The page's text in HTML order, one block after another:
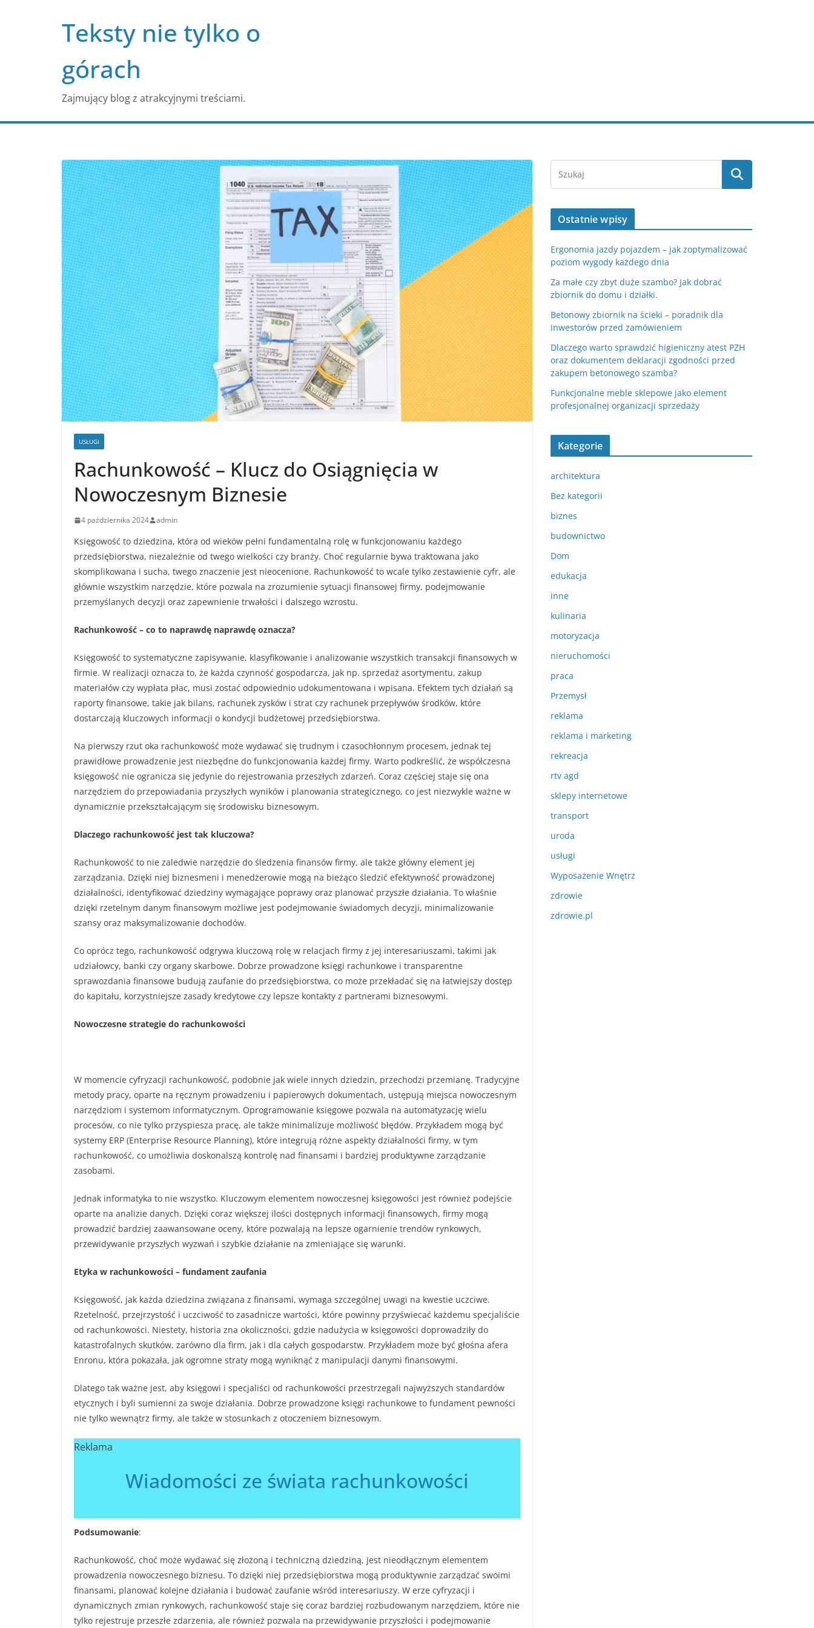
Teksty nie tylko o
górach
Zajmujący blog z atrakcyjnymi treściami.
USŁUGI
Rachunkowość – Klucz do Osiągnięcia w
Nowoczesnym Biznesie
4 października 2024 admin
Księgowość to dziedzina, która od wieków pełni fundamentalną rolę w funkcjonowaniu każdego
przedsiębiorstwa, niezależnie od twego wielkości czy branży. Choć regularnie bywa traktowana jako
skomplikowana i sucha, twego znaczenie jest nieocenione. Rachunkowość to wcale tylko zestawienie cyfr, ale
głównie wszystkim narzędzie, które pozwala na zrozumienie sytuacji finansowej firmy, podejmowanie
przemyślanych decyzji oraz zapewnienie trwałości i dalszego wzrostu.
Rachunkowość – co to naprawdę naprawdę oznacza?
Księgowość to systematyczne zapisywanie, klasyfikowanie i analizowanie wszystkich transakcji finansowych w
firmie. W realizacji oznacza to, że każda czynność gospodarcza, jak np. sprzedaż asortymentu, zakup
materiałów czy wypłata płac, musi zostać odpowiednio udokumentowana i wpisana. Efektem tych działań są
raporty finansowe, takie jak bilans, rachunek zysków i strat czy rachunek przepływów środków, które
dostarczają kluczowych informacji o kondycji budżetowej przedsiębiorstwa.
Na pierwszy rzut oka rachunkowość może wydawać się trudnym i czasochłonnym procesem, jednak tej
prawidłowe prowadzenie jest niezbędne do funkcjonowania każdej firmy. Warto podkreślić, że współczesna
księgowość nie ogranicza się jedynie do rejestrowania przeszłych zdarzeń. Coraz częściej staje się ona
narzędziem do przepowiadania przyszłych wyników i planowania strategicznego, co jest niezwykle ważne w
dynamicznie przekształcającym się środowisku biznesowym.
Dlaczego rachunkowość jest tak kluczowa?
Rachunkowość to nie zaledwie narzędzie do śledzenia finansów firmy, ale także główny element jej
zarządzania. Dzięki niej biznesmeni i menedżerowie mogą na bieżąco śledzić efektywność prowadzonej
działalności, identyfikować dziedziny wymagające poprawy oraz planować przyszłe działania. To właśnie
dzięki rzetelnym danym finansowym możliwe jest podejmowanie świadomych decyzji, minimalizowanie
szansy oraz maksymalizowanie dochodów.
Co oprócz tego, rachunkowość odgrywa kluczową rolę w relacjach firmy z jej interesariuszami, takimi jak
udziałowcy, banki czy organy skarbowe. Dobrze prowadzone księgi rachunkowe i transparentne
sprawozdania finansowe budują zaufanie do przedsiębiorstwa, co może przekładać się na łatwiejszy dostęp
do kapitału, korzystniejsze zasady kredytowe czy lepsze kontakty z partnerami biznesowymi.
Nowoczesne strategie do rachunkowości
W momencie cyfryzacji rachunkowość, podobnie jak wiele innych dziedzin, przechodzi przemianę. Tradycyjne
metody pracy, oparte na ręcznym prowadzeniu i papierowych dokumentach, ustępują miejsca nowoczesnym
narzędziom i systemom informatycznym. Oprogramowanie księgowe pozwala na automatyzację wielu
procesów, co nie tylko przyspiesza pracę, ale także minimalizuje możliwość błędów. Przykładem mogą być
systemy ERP (Enterprise Resource Planning), które integrują różne aspekty działalności firmy, w tym
rachunkowość, co umożliwia doskonalszą kontrolę nad finansami i bardziej produktywne zarządzanie
zasobami.
Jednak informatyka to nie wszystko. Kluczowym elementem nowoczesnej księgowości jest również podejście
oparte na analizie danych. Dzięki coraz większej ilości dostępnych informacji finansowych, firmy mogą
prowadzić bardziej zaawansowane oceny, które pozwalają na lepsze ogarnienie trendów rynkowych,
przewidywanie przyszłych wyzwań i szybkie działanie na zmieniające się warunki.
Etyka w rachunkowości – fundament zaufania
Księgowość, jak każda dziedzina związana z finansami, wymaga szczególnej uwagi na kwestie uczciwe.
Rzetelność, przejrzystość i uczciwość to zasadnicze wartości, które powinny przyświecać każdemu specjaliście
od rachunkowości. Niestety, historia zna okoliczności, gdzie nadużycia w księgowości doprowadziły do
katastrofalnych skutków, zarówno dla firm, jak i dla całych gospodarstw. Przykładem może być głośna afera
Enronu, która pokazała, jak ogromne straty mogą wyniknąć z manipulacji danymi finansowymi.
Dlatego tak ważne jest, aby księgowi i specjaliści od rachunkowości przestrzegali najwyższych standardów
etycznych i byli sumienni za swoje działania. Dobrze prowadzone księgi rachunkowe to fundament pewności
nie tylko wewnątrz firmy, ale także w stosunkach z otoczeniem biznesowym.
Reklama
Wiadomości ze świata rachunkowości
Podsumowanie:
Rachunkowość, choć może wydawać się złożoną i techniczną dziedziną, jest nieodłącznym elementem
prowadzenia nowoczesnego biznesu. To dzięki niej przedsiębiorstwa mogą produktywnie zarządzać swoimi
finansami, planować kolejne działania i budować zaufanie wśród interesariuszy. W erze cyfryzacji i
dynamicznych zmian rynkowych, rachunkowość staje się coraz bardziej rozbudowanym narzędziem, które nie
tylko rejestruje przeszłe zdarzenia, ale również pozwala na przewidywanie przyszłości i podejmowanie
Ostatnie wpisy
Ergonomia jazdy pojazdem – jak zoptymalizować
poziom wygody każdego dnia
Za małe czy zbyt duże szambo? Jak dobrać
zbiornik do domu i działki.
Betonowy zbiornik na ścieki – poradnik dla
inwestorów przed zamówieniem
Dlaczego warto sprawdzić higieniczny atest PZH
oraz dokumentem deklaracji zgodności przed
zakupem betonowego szamba?
Funkcjonalne meble sklepowe jako element
profesjonalnej organizacji sprzedaży
Kategorie
architektura
Bez kategorii
biznes
budownictwo
Dom
edukacja
inne
kulinaria
motoryzacja
nieruchomości
praca
Przemysł
reklama
reklama i marketing
rekreacja
rtv agd
sklepy internetowe
transport
uroda
usługi
Wyposażenie Wnętrz
zdrowie
zdrowie.pl